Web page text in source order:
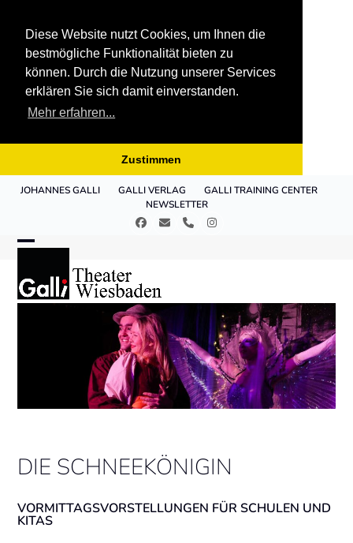
Diese Website nutzt Cookies, um Ihnen die
bestmögliche Funktionalität bieten zu
können. Durch die Nutzung unserer Services
erklären Sie sich damit einverstanden.
Mehr erfahren...
Zustimmen
JOHANNES GALLI GALLI VERLAG
GALLI TRAINING CENTER
NEWSLETTER
Facebook
E- TelefonInstagram
mobile
menu
mobile
menu
DIE SCHNEEKÖNIGIN
VORMITTAGSVORSTELLUNGEN FÜR SCHULEN UND
KITAS